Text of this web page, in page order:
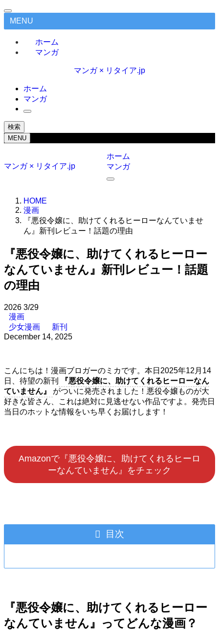
MENU
ホーム
マンガ
マンガ × リタイア.jp
ホーム
マンガ
検索
MENU
マンガ × リタイア.jp
ホーム
マンガ
HOME
漫画
『悪役令嬢に、助けてくれるヒーローなんていませ
ん』新刊レビュー！話題の理由
『悪役令嬢に、助けてくれるヒーロー
なんていません』新刊レビュー！話題
の理由
2026 3/29
漫画
少女漫画
新刊
December 14, 2025
こんにちは！漫画ブロガーのミカです。本日2025年12月14
日、待望の新刊
『悪役令嬢に、助けてくれるヒーローなん
ていません』
がついに発売されました！悪役令嬢ものが大
好きな皆さん、これは絶対に見逃せない作品ですよ。発売日
当日のホットな情報をいち早くお届けします！
Amazonで『悪役令嬢に、助けてくれるヒーロ
ーなんていません』をチェック
目次
『悪役令嬢に、助けてくれるヒーロー
なんていません』ってどんな漫画？